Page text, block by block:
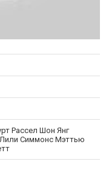
Рассел Шон Янг
Симмонс Мэттью